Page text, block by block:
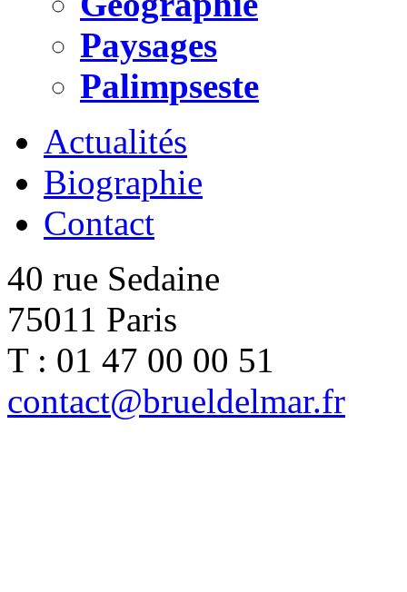
Paysages
Palimpseste
Actualités
Biographie
Contact
40 rue Sedaine
75011 Paris
T : 01 47 00 00 51
contact@brueldelmar.fr